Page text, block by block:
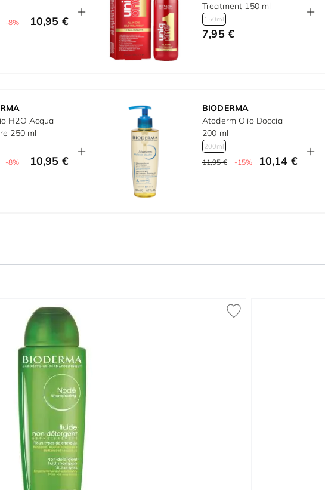
-8% 10,95 €
Treatment 150 ml
150ml
7,95 €
H2O Acqua
250 ml
-8% 10,95 €
BIODERMA
Atoderm Olio Doccia
200 ml
200ml
11,95 € -15% 10,14 €